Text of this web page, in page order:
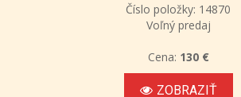
Číslo položky: 14870
Voľný predaj
Cena: 130 €
ZOBRAZIŤ